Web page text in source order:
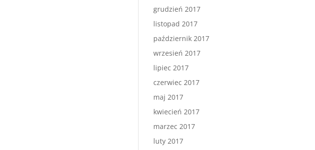
grudzień 2017
listopad 2017
październik 2017
wrzesień 2017
lipiec 2017
czerwiec 2017
maj 2017
kwiecień 2017
marzec 2017
luty 2017